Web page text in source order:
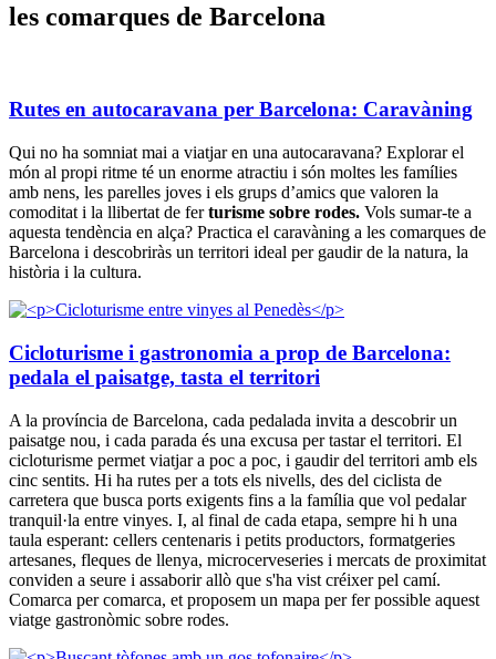
les comarques de Barcelona
Rutes en autocaravana per Barcelona: Caravàning
Qui no ha somniat mai a viatjar en una autocaravana? Explorar el
món al propi ritme té un enorme atractiu i són moltes les famílies
amb nens, les parelles joves i els grups d’amics que valoren la
comoditat i la llibertat de ferturisme sobre rodes. Vols sumar-te a
aquesta tendència en alça? Practica el caravàning a les comarques de
Barcelona i descobriràs un territori ideal per gaudir de la natura, la
història i la cultura.
Cicloturisme i gastronomia a prop de Barcelona:
pedala el paisatge, tasta el territori
A la província de Barcelona, cada pedalada invita a descobrir un
paisatge nou, i cada parada és una excusa per tastar el territori. El
cicloturisme permet viatjar a poc a poc, i gaudir del territori amb els
cinc sentits. Hi ha rutes per a tots els nivells, des del ciclista de
carretera que busca ports exigents fins a la família que vol pedalar
tranquil·la entre vinyes. I, al final de cada etapa, sempre hi h una
taula esperant: cellers centenaris i petits productors, formatgeries
artesanes, fleques de llenya, microcerveseries i mercats de proximitat
conviden a seure i assaborir allò que s'ha vist créixer pel camí.
Comarca per comarca, et proposem un mapa per fer possible aquest
viatge gastronòmic sobre rodes.